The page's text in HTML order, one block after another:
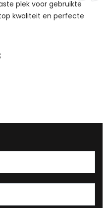
plek voor gebruikte
kwaliteit en perfecte